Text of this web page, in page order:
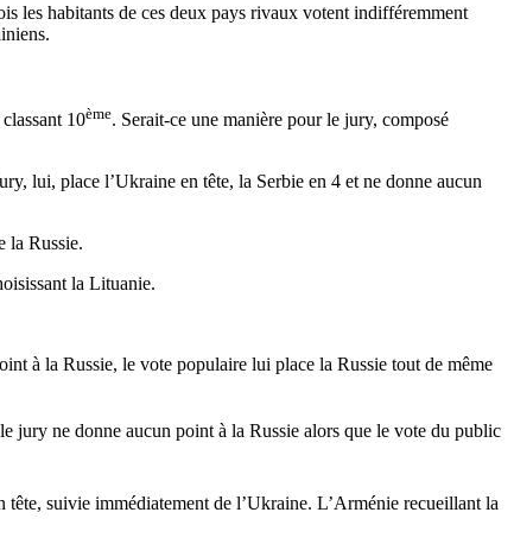
les habitants de ces deux pays rivaux votent indifféremment
10ème. Serait-ce une manière pour le jury, composé
lui, place l’Ukraine en tête, la Serbie en 4 et ne donne aucun
la Russie.
la Lituanie.
à la Russie, le vote populaire lui place la Russie tout de même
jury ne donne aucun point à la Russie alors que le vote du public
suivie immédiatement de l’Ukraine. L’Arménie recueillant la